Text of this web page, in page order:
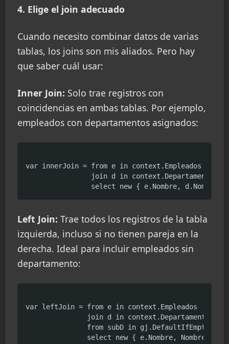
4. Elige el join adecuado
Cuando necesito combinar datos de varias
tablas, los joins son mis aliados. Pero hay
que saber cuál usar:
Inner Join: Solo trae registros con
coincidencias en ambas tablas. Por ejemplo,
empleados con departamentos asignados:
var innerJoin = from e in context.Empleados
join d in context.Departamentos
Left Join: Trae todos los registros de la tabla
izquierda, incluso si no tienen pareja en la
derecha. Ideal para incluir empleados sin
departamento:
var leftJoin = from e in context.Empleados
join d in context.Departamentos
               from subD in gj.DefaultIfEmpty()